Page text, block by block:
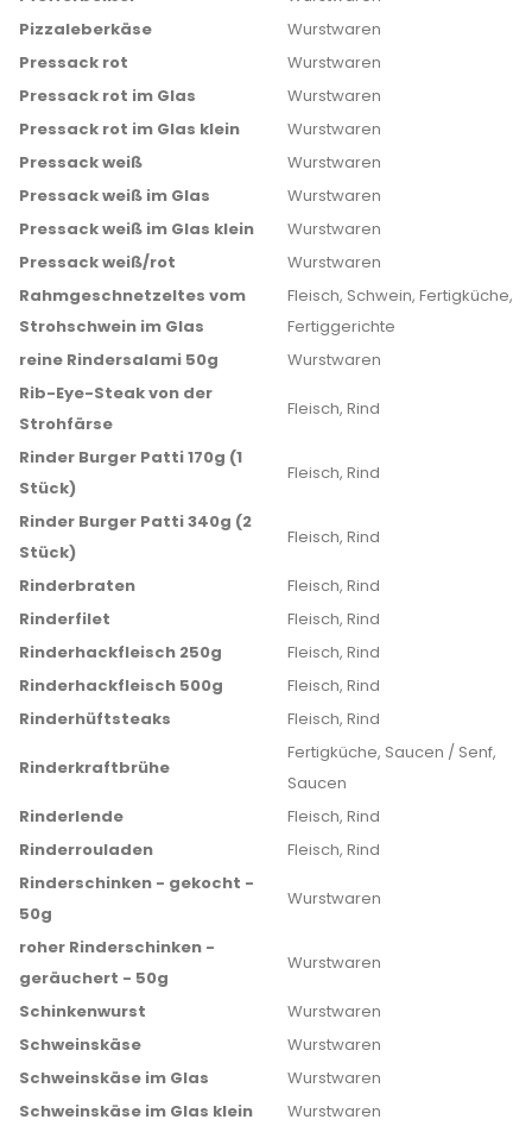
Pizzaleberkäse
Wurstwaren
Pressack rot
Wurstwaren
Pressack rot im Glas
Wurstwaren
Pressack rot im Glas klein
Wurstwaren
Pressack weiß
Wurstwaren
Pressack weiß im Glas
Wurstwaren
Pressack weiß im Glas klein
Wurstwaren
Pressack weiß/rot
Wurstwaren
Rahmgeschnetzeltes vom
Strohschwein im Glas
Fleisch, Schwein, Fertigküche,
Fertiggerichte
reine Rindersalami 50g
Wurstwaren
Rib-Eye-Steak von der
Strohfärse
Fleisch, Rind
Rinder Burger Patti 170g (1
Stück)
Fleisch, Rind
Rinder Burger Patti 340g (2
Stück)
Fleisch, Rind
Rinderbraten
Fleisch, Rind
Rinderfilet
Fleisch, Rind
Rinderhackfleisch 250g
Fleisch, Rind
Rinderhackfleisch 500g
Fleisch, Rind
Rinderhüftsteaks
Fleisch, Rind
Rinderkraftbrühe
Fertigküche, Saucen / Senf,
Saucen
Rinderlende
Fleisch, Rind
Rinderrouladen
Fleisch, Rind
Rinderschinken - gekocht -
50g
Wurstwaren
roher Rinderschinken -
geräuchert - 50g
Wurstwaren
Schinkenwurst
Wurstwaren
Schweinskäse
Wurstwaren
Schweinskäse im Glas
Wurstwaren
Schweinskäse im Glas klein
Wurstwaren